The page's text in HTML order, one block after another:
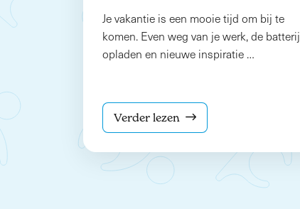
Je vakantie is een mooie tijd om bij te
komen. Even weg van je werk, de batterij
opladen en nieuwe inspiratie …
Verder lezen